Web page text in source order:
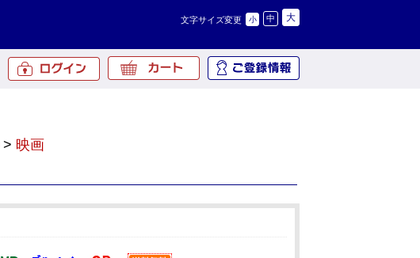
文字サイズ変更 小 中 大
> 映画